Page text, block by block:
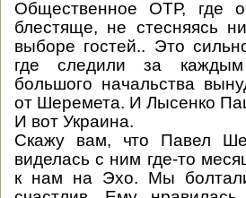
Общественное ОТР, где
блестяще, не стесняясь
выборе гостей.. Это
где следили за
большого начальства
от Шеремета. И Лысенко
И вот Украина.
Скажу вам, что Павел
виделась с ним где-то
к нам на Эхо. Мы